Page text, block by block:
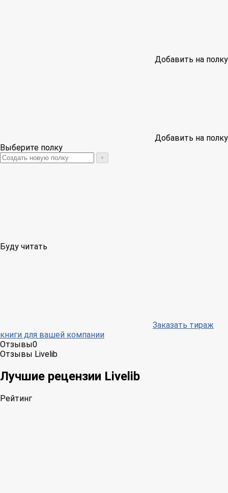
Добавить на полку
Добавить на полку
Выберите полку
+
Буду читать
Заказать тираж
книги для вашей компании
Отзывы0
Отзывы Livelib
Лучшие рецензии Livelib
Рейтинг